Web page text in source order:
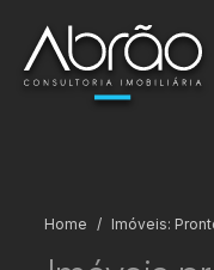
Home Imóveis: